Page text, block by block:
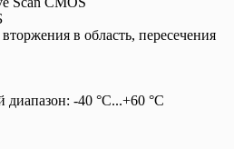
в область, пересечения
-40 °C...+60 °C